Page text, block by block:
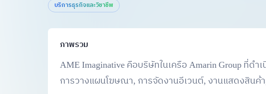
บริการธุรกิจและวิชาชีพ
ภาพรวม
AME Imaginative คือบริษัทในเครือ Amarin Group ที่
การวางแผนโฆษณา, การจัดงานอีเวนต์, งานแสดงสินค้